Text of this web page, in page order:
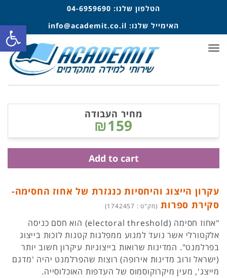
הטלפון שלנו: 04-6959690
האימייל שלנו: info@academit.co.il
תפריט
עקרון הייצוג והיחסיות כנגזרת של אחוז החסימה-
סקירת ספרות (מק"ט : 1742457)
"אחוז חסימה (electoral threshold) הוא חסם כניסה
אלקטורלי אשר נועד למנוע ממפלגות קטנות לזכות בייצוג
בפרלמנט". המדינות שרואות בייצוגיות עיקרון חשוב יותר
(ישראל ורוב מדינות אירופה) רוצות שהפרלמנט יהיה 'מדגם
מייצג', מעין מיקרוקוסמוס של העדפות האוכלוסייה.
מחיר העבודה
₪159
Add to cart
פתח